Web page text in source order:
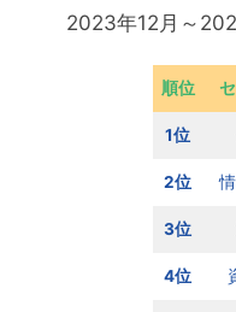
2023年12月～
順位
1位
2位
3位
4位